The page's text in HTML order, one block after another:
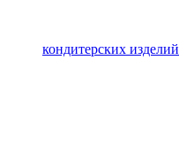
кондитерских изделий